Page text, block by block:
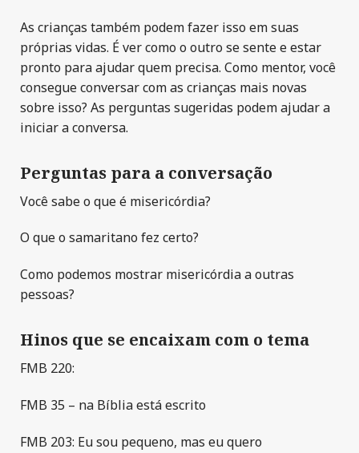
As crianças também podem fazer isso em suas
próprias vidas. É ver como o outro se sente e estar
pronto para ajudar quem precisa. Como mentor, você
consegue conversar com as crianças mais novas
sobre isso? As perguntas sugeridas podem ajudar a
iniciar a conversa.
Perguntas para a conversação
Você sabe o que é misericórdia?
O que o samaritano fez certo?
Como podemos mostrar misericórdia a outras
pessoas?
Hinos que se encaixam com o tema
FMB 220:
FMB 35 – na Bíblia está escrito
FMB 203: Eu sou pequeno, mas eu quero